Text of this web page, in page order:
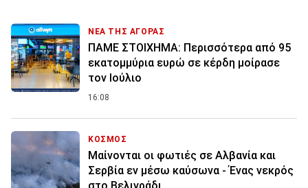
ΝΕΑ ΤΗΣ ΑΓΟΡΑΣ
ΠΑΜΕ ΣΤΟΙΧΗΜΑ: Περισσότερα από 95
εκατομμύρια ευρώ σε κέρδη μοίρασε
τον Ιούλιο
16:08
ΚΟΣΜΟΣ
Μαίνονται οι φωτιές σε Αλβανία και
Σερβία εν μέσω καύσωνα - Ένας νεκρός